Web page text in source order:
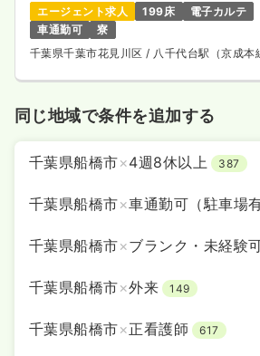
エージェント求人 199床
電子カルテ
車通勤可
寮
千葉県千葉市花見川区/ 八千代台駅（京成本
同じ地域で条件を追加する
千葉県船橋市×4週8休以上 387
千葉県船橋市×車通勤可（駐車場有
千葉県船橋市×ブランク・未経験
千葉県船橋市×外来 149
千葉県船橋市×正看護師 617